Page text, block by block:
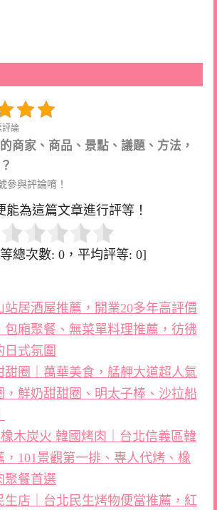
評論
商家、商品、景點、議題、方法，
參與評論唷！
能為這篇文章進行評等！
總次數: 0 ，平均評等: 0]
站居酒屋推薦，開業20多年高評價
包廂聚餐、無菜單料理推薦，彷彿
日式氛圍
甜圈｜萬華美食，艋舺大道超人氣
，鮮奶甜甜圈、明太子棒、沙拉船
木炭火 韓國烤肉｜台北信義區韓
，101景觀第一排、專人代烤、橡
聚餐首選
生店｜台北民生烤物便當推薦，紅